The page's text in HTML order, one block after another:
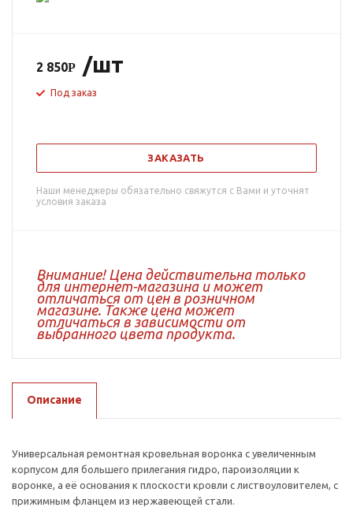
2 850 /шт
Под заказ
ЗАКАЗАТЬ
Наши менеджеры обязательно свяжутся с Вами и уточнят
условия заказа
Внимание! Цена действительна только
для интернет-магазина и может
отличаться от цен в розничном
магазине. Также цена может
отличаться в зависимости от
выбранного цвета продукта.
Описание
Универсальная ремонтная кровельная воронка с увеличенным
корпусом для большего прилегания гидро, пароизоляции к
воронке, а её основания к плоскости кровли с листвоуловителем, с
прижимным фланцем из нержавеющей стали.